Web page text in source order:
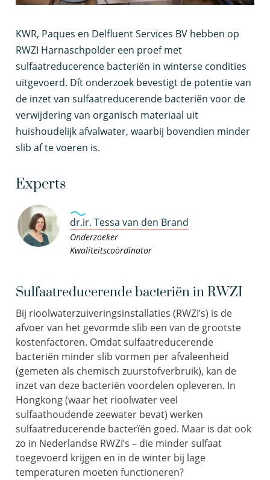
KWR, Paques en Delfluent Services BV hebben op
RWZI Harnaschpolder een proef met
sulfaatreducerence bacteriën in winterse condities
uitgevoerd. Dít onderzoek bevestigt de potentie van
de inzet van sulfaatreducerende bacteriën voor de
verwijdering van organisch materiaal uit
huishoudelijk afvalwater, waarbij bovendien minder
slib af te voeren is.
Experts
dr.ir. Tessa van den Brand
Onderzoeker
Kwaliteitscoördinator
Sulfaatreducerende bacteriën in RWZI
Bij rioolwaterzuiveringsinstallaties (RWZI’s) is de
afvoer van het gevormde slib een van de grootste
kostenfactoren. Omdat sulfaatreducerende
bacteriën minder slib vormen per afvaleenheid
(gemeten als chemisch zuurstofverbruik), kan de
inzet van deze bacteriën voordelen opleveren. In
Hongkong (waar het rioolwater veel
sulfaathoudende zeewater bevat) werken
sulfaatreducerende bacterïën goed. Maar is dat ook
zo in Nederlandse RWZI’s – die minder sulfaat
toegevoerd krijgen en in de winter bij lage
temperaturen moeten functioneren?